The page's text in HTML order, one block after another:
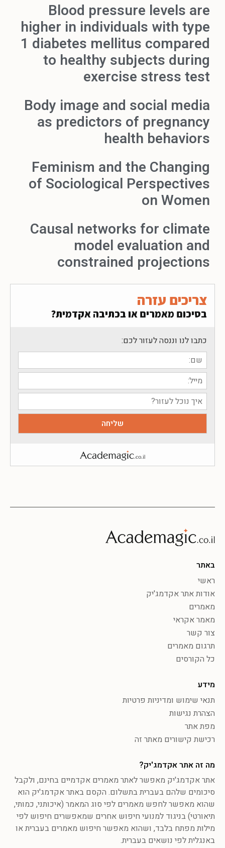
Blood pressure levels are
higher in individuals with type
1 diabetes mellitus compared
to healthy subjects during
exercise stress test
Body image and social media
as predictors of pregnancy
health behaviors
Feminism and the Changing
of Sociological Perspectives
on Women
Causal networks for climate
model evaluation and
constrained projections
צריכים עזרה
בסיכום מאמרים או בכתיבה אקדמית?
כתבו לנו וננסה לעזור לכם:
באתר
ראשי
אודות אתר אקדמג'יק
מאמרים
מאמר אקראי
צור קשר
תרגום מאמרים
כל הקורסים
מידע
תנאי שימוש ומדיניות פרטיות
הצהרת נגישות
מפת אתר
רכישת קישורים מאתר זה
מה זה אתר אקדמג'יק?
אתר אקדמג'יק מאפשר לאתר מאמרים אקדמיים בחינם, ולקבל
סיכומים שלהם בעברית בתשלום. הקסם באתר אקדמג'יק הוא
שהוא מאפשר לחפש מאמרים לפי סוג המאמר (איכותני, כמותי,
תיאורטי) בניגוד למנועי חיפוש אחרים שמאפשרים חיפוש לפי
מילות מפתח בלבד, ושהוא מאפשר חיפוש מאמרים בעברית או
באנגלית לפי נושאים בעברית.